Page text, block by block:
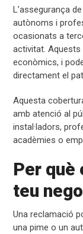
L’assegurança
autònoms i
ocasionats a
activitat.
econòmics, i
directament el
Aquesta
amb atenció al
instal·ladors,
acadèmies o
Per què
teu
Una reclamació
una pime o un